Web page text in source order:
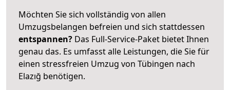
Möchten Sie sich vollständig von allen
Umzugsbelangen befreien und sich stattdessen
entspannen? Das Full-Service-Paket bietet Ihnen
genau das. Es umfasst alle Leistungen, die Sie für
einen stressfreien Umzug von Tübingen nach
Elazığ benötigen.